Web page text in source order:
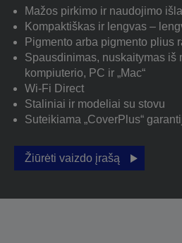
Mažos pirkimo ir naudojimo
Kompaktiškas ir lengvas –
Pigmento arba pigmento plius
Spausdinimas, nuskaitymas iš
kompiuterio, PC ir „Mac“
Wi-Fi Direct
Staliniai ir modeliai su stovu
Suteikiama „CoverPlus“
Žiūrėti vaizdo įrašą